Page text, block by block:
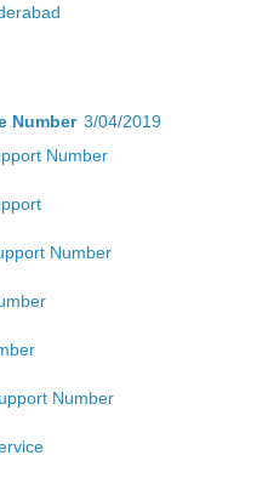
Number 3/04/2019
Number
Number
Number